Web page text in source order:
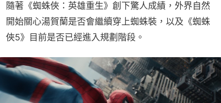
隨著《蜘蛛俠：英雄重生》創下驚人成績，外界自然
開始關心湯賀蘭是否會繼續穿上蜘蛛裝，以及《蜘蛛
俠5》目前是否已經進入規劃階段。